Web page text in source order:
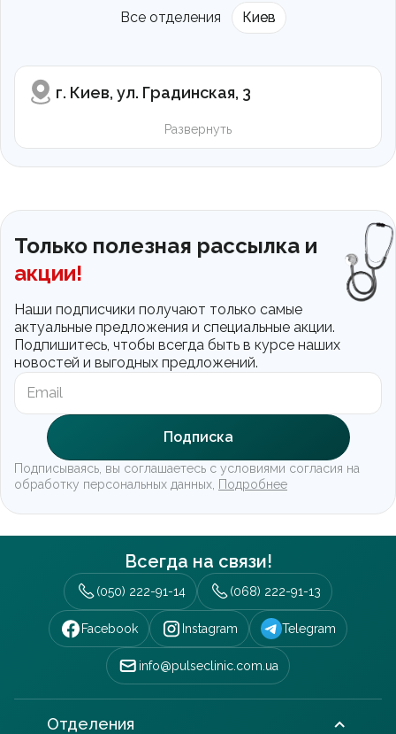
Все отделения Киев
г. Киев, ул. Градинская, 3
Развернуть
Только полезная рассылка и
акции!
Наши подписчики получают только самые
актуальные предложения и специальные акции.
Подпишитесь, чтобы всегда быть в курсе наших
новостей и выгодных предложений.
Подписываясь, вы соглашаетесь с условиями согласия на
обработку персональных данных, Подробнее
Подписка
Всегда на связи!
info@pulseclinic.com.ua
(050) 222-91-14 (068) 222-91-13
Facebook Instagram Telegram
Отделения